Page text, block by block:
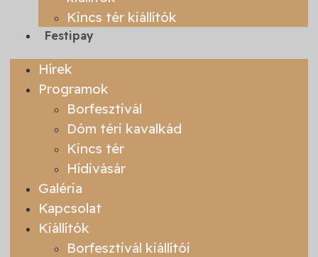
Kincs tér kiállítók
Festipay
Hírek
Programok
Borfesztivál
Dóm téri kavalkád
Kincs tér
Hídivásár
Galéria
Kapcsolat
Kiállítók
Borfesztivál kiállítói